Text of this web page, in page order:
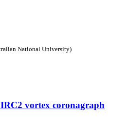
National University)
vortex coronagraph